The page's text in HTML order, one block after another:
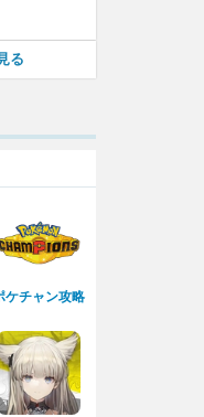
る
ケチャン攻略